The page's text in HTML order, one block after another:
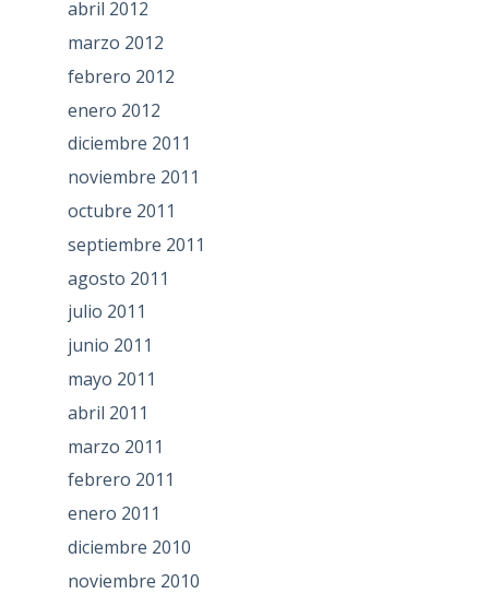
abril 2012
marzo 2012
febrero 2012
enero 2012
diciembre 2011
noviembre 2011
octubre 2011
septiembre 2011
agosto 2011
julio 2011
junio 2011
mayo 2011
abril 2011
marzo 2011
febrero 2011
enero 2011
diciembre 2010
noviembre 2010